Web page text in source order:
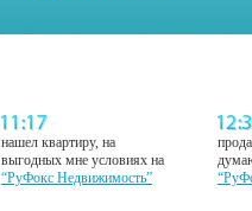
нашел квартиру, на
выгодных мне условиях на
“РуФокс Недвижимость”